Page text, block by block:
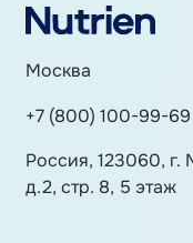
Москва
+7 (800) 100-99-69
Россия, 123060,
д.2, стр. 8, 5 этаж